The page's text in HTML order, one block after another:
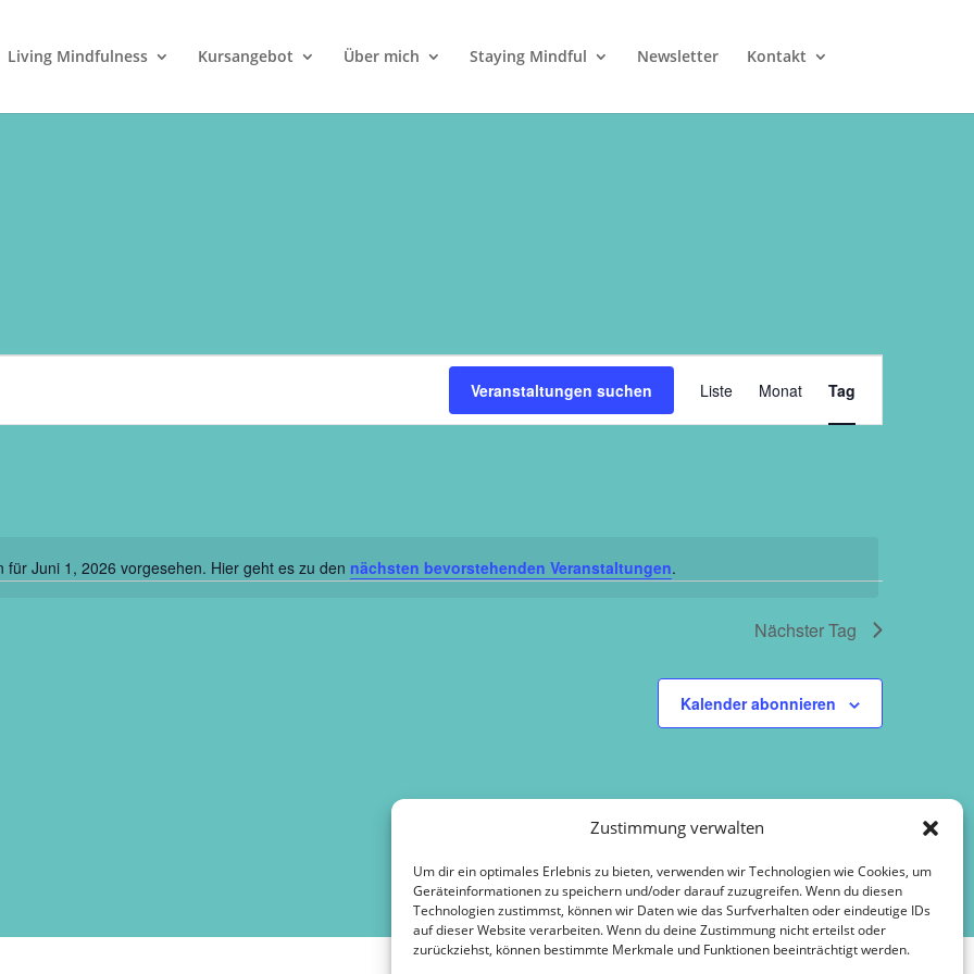
Zustimmung verwalten
Um dir ein optimales Erlebnis zu bieten, verwenden wir Technologien wie Cookies, um
Geräteinformationen zu speichern und/oder darauf zuzugreifen. Wenn du diesen
Technologien zustimmst, können wir Daten wie das Surfverhalten oder eindeutige IDs
auf dieser Website verarbeiten. Wenn du deine Zustimmung nicht erteilst oder
zurückziehst, können bestimmte Merkmale und Funktionen beeinträchtigt werden.
Living Mindfulness Kursangebot Über mich Staying Mindful Newsletter Kontakt
Hinweis
für Juni 1, 2026 vorgesehen. Hier geht es zu den nächsten bevorstehenden Veranstaltungen.
Veranstaltungen suchen
Veranstaltung
Ansichten-
Navigation
Liste Monat Tag
Nächster Tag
Kalender abonnieren